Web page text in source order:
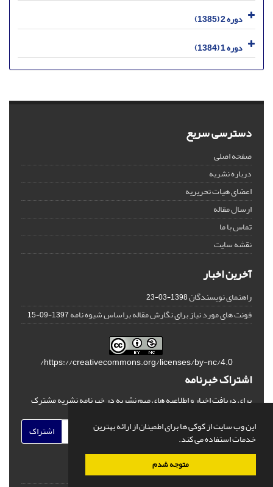
این وب سایت از کوکی ها برای اطمینان از ارائه بهترین
خدمات استفاده می کند.
متوجه شدم
دوره 2 (1385)
دوره 1 (1384)
دسترسی سریع
صفحه اصلی
درباره نشریه
اعضای هیات تحریریه
ارسال مقاله
تماس با ما
نقشه سایت
آخرین اخبار
راهنمای نویسندگان1398-03-23
فونت های مورد نیاز برای نگارش مقاله براساس شیوه نامه1397-09-15
https://creativecommons.org/licenses/by-nc/4.0/
اشتراک خبرنامه
برای دریافت اخبار و اطلاعیه های مهم نشریه در خبرنامه نشریه مشترک
اشتراک